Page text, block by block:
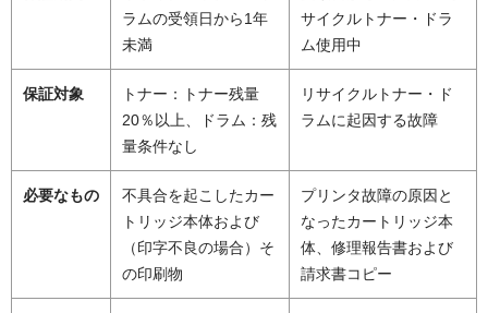
ラムの受領日から1年
未満
サイクルトナー・ドラ
ム使用中
保証対象
トナー：トナー残量
20％以上、ドラム：残
量条件なし
リサイクルトナー・ド
ラムに起因する故障
必要なもの
不具合を起こしたカー
トリッジ本体および
（印字不良の場合）そ
の印刷物
プリンタ故障の原因と
なったカートリッジ本
体、修理報告書および
請求書コピー